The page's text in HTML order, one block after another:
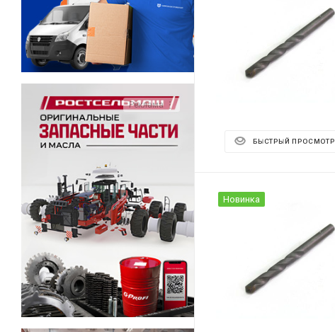
БЫСТРЫЙ ПРОСМОТР
Новинка
Реклама ⋮